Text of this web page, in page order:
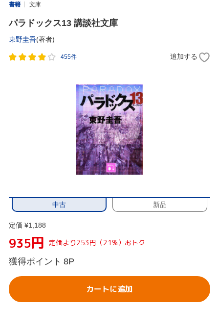
書籍 文庫
パラドックス13 講談社文庫
東野圭吾(著者)
455件 追加する
中古 新品
定価 ¥1,188
935円 定価より253円（21%）おトク
獲得ポイント 8P
カートに追加